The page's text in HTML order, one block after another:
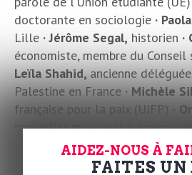
doctorante en sociologie ·
Lille · Jérôme Segal, historien
économiste, membre du Conseil
Leïla Shahid,ancienne
Palestine en France· Michèle
française pour la paix (UJFP) ·
conseiller municipal à
responsable syndical au
dessinateur· Pierre
AIDEZ-NOUS À
FAITES UN